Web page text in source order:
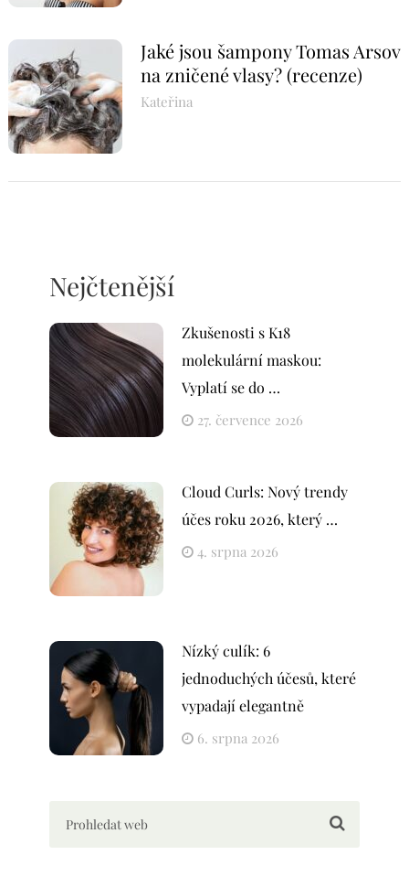
Jaké jsou šampony Tomas Arsov
na zničené vlasy? (recenze)
Kateřina
Nejčtenější
Zkušenosti s K18
molekulární maskou:
Vyplatí se do …
27. července 2026
Cloud Curls: Nový trendy
účes roku 2026, který …
4. srpna 2026
Nízký culík: 6
jednoduchých účesů, které
vypadají elegantně
6. srpna 2026